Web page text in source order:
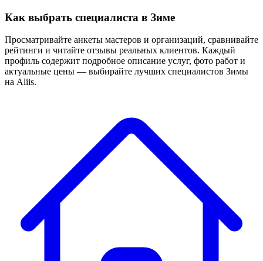
Как выбрать специалиста в Зиме
Просматривайте анкеты мастеров и организаций, сравнивайте
рейтинги и читайте отзывы реальных клиентов. Каждый
профиль содержит подробное описание услуг, фото работ и
актуальные цены — выбирайте лучших специалистов Зимы
на Aliis.